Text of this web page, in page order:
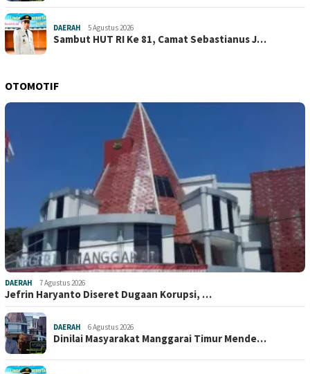
DAERAH 5 Agustus 2026
Sambut HUT RI Ke 81, Camat Sebastianus J…
OTOMOTIF
DAERAH 7 Agustus 2026
Jefrin Haryanto Diseret Dugaan Korupsi, …
DAERAH 6 Agustus 2026
Dinilai Masyarakat Manggarai Timur Mende…